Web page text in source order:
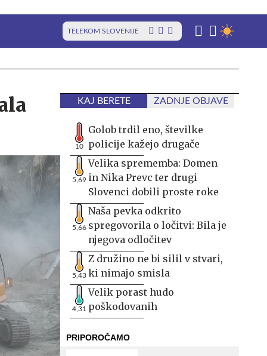
TELEKOM SLOVENIJE
KAJ BERETE ZADNJE OBJAVE
10
Golob trdil eno, številke
policije kažejo drugače
5,69
Velika sprememba: Domen
in Nika Prevc ter drugi
Slovenci dobili proste roke
5,66
Naša pevka odkrito
spregovorila o ločitvi: Bila je
njegova odločitev
5,43
Z družino ne bi silil v stvari,
ki nimajo smisla
4,31
Velik porast hudo
poškodovanih